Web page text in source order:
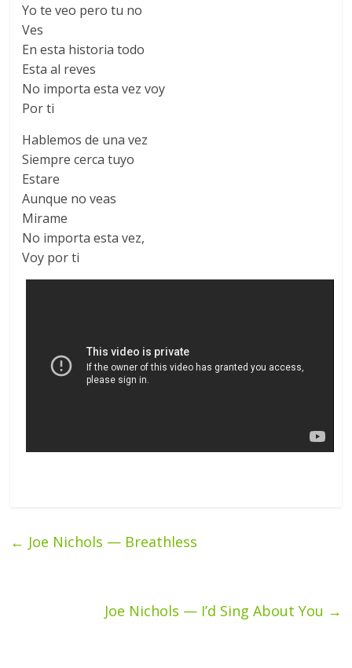
Yo te veo pero tu no
Ves
En esta historia todo
Esta al reves
No importa esta vez voy
Por ti
Hablemos de una vez
Siempre cerca tuyo
Estare
Aunque no veas
Mirame
No importa esta vez,
Voy por ti
← Joe Nichols — Breathless
Joe Nichols — I’d Sing About You →